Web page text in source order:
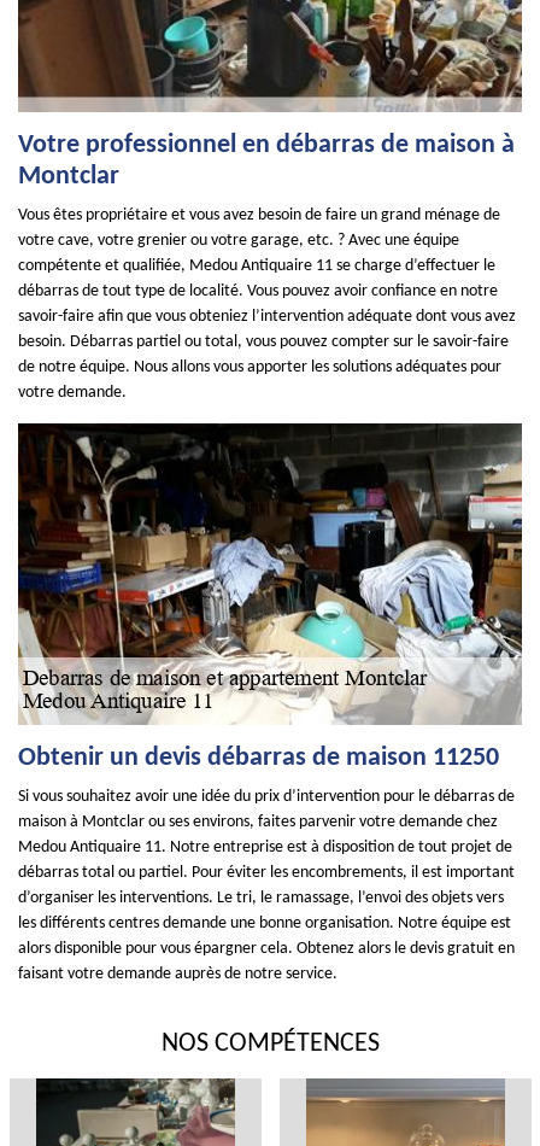
Votre professionnel en débarras de maison à
Montclar
Vous êtes propriétaire et vous avez besoin de faire un grand ménage de
votre cave, votre grenier ou votre garage, etc. ? Avec une équipe
compétente et qualifiée, Medou Antiquaire 11 se charge d’effectuer le
débarras de tout type de localité. Vous pouvez avoir confiance en notre
savoir-faire afin que vous obteniez l’intervention adéquate dont vous avez
besoin. Débarras partiel ou total, vous pouvez compter sur le savoir-faire
de notre équipe. Nous allons vous apporter les solutions adéquates pour
votre demande.
Obtenir un devis débarras de maison 11250
Si vous souhaitez avoir une idée du prix d’intervention pour le débarras de
maison à Montclar ou ses environs, faites parvenir votre demande chez
Medou Antiquaire 11. Notre entreprise est à disposition de tout projet de
débarras total ou partiel. Pour éviter les encombrements, il est important
d’organiser les interventions. Le tri, le ramassage, l’envoi des objets vers
les différents centres demande une bonne organisation. Notre équipe est
alors disponible pour vous épargner cela. Obtenez alors le devis gratuit en
faisant votre demande auprès de notre service.
NOS COMPÉTENCES